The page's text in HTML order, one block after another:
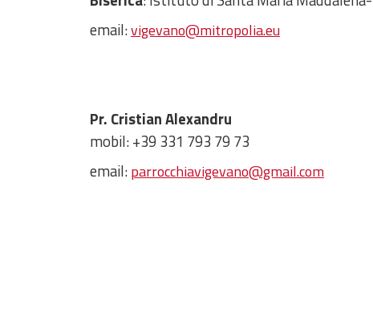
email:vigevano@mitropolia.eu
Pr. Cristian Alexandru
mobil: +39 331 793 79 73
email:parrocchiavigevano@gmail.com